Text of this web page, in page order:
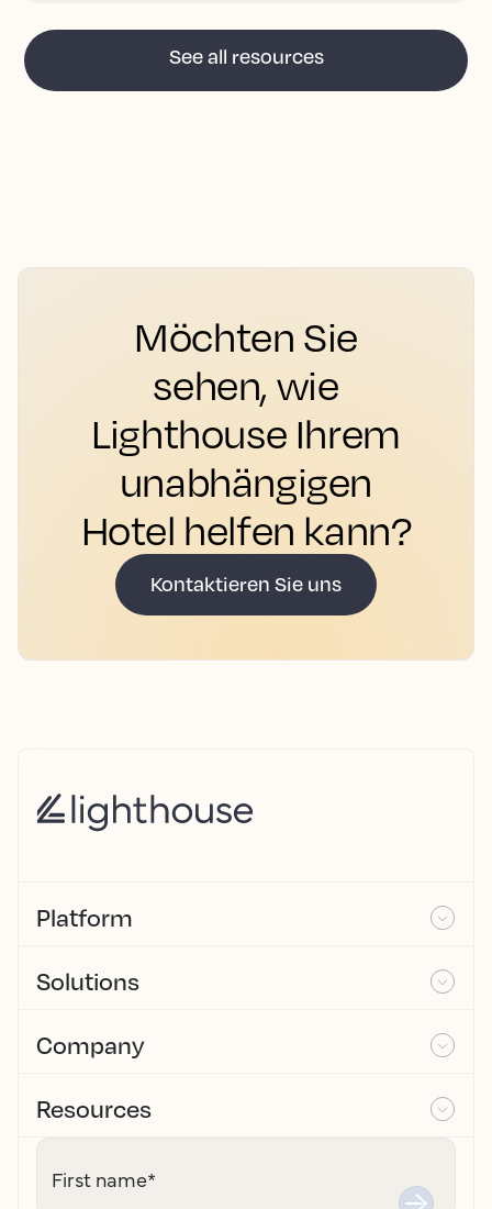
See all resources
Möchten Sie
sehen, wie
Lighthouse Ihrem
unabhängigen
Hotel helfen kann?
Kontaktieren Sie uns
Platform
Solutions
Company
Resources
First name*